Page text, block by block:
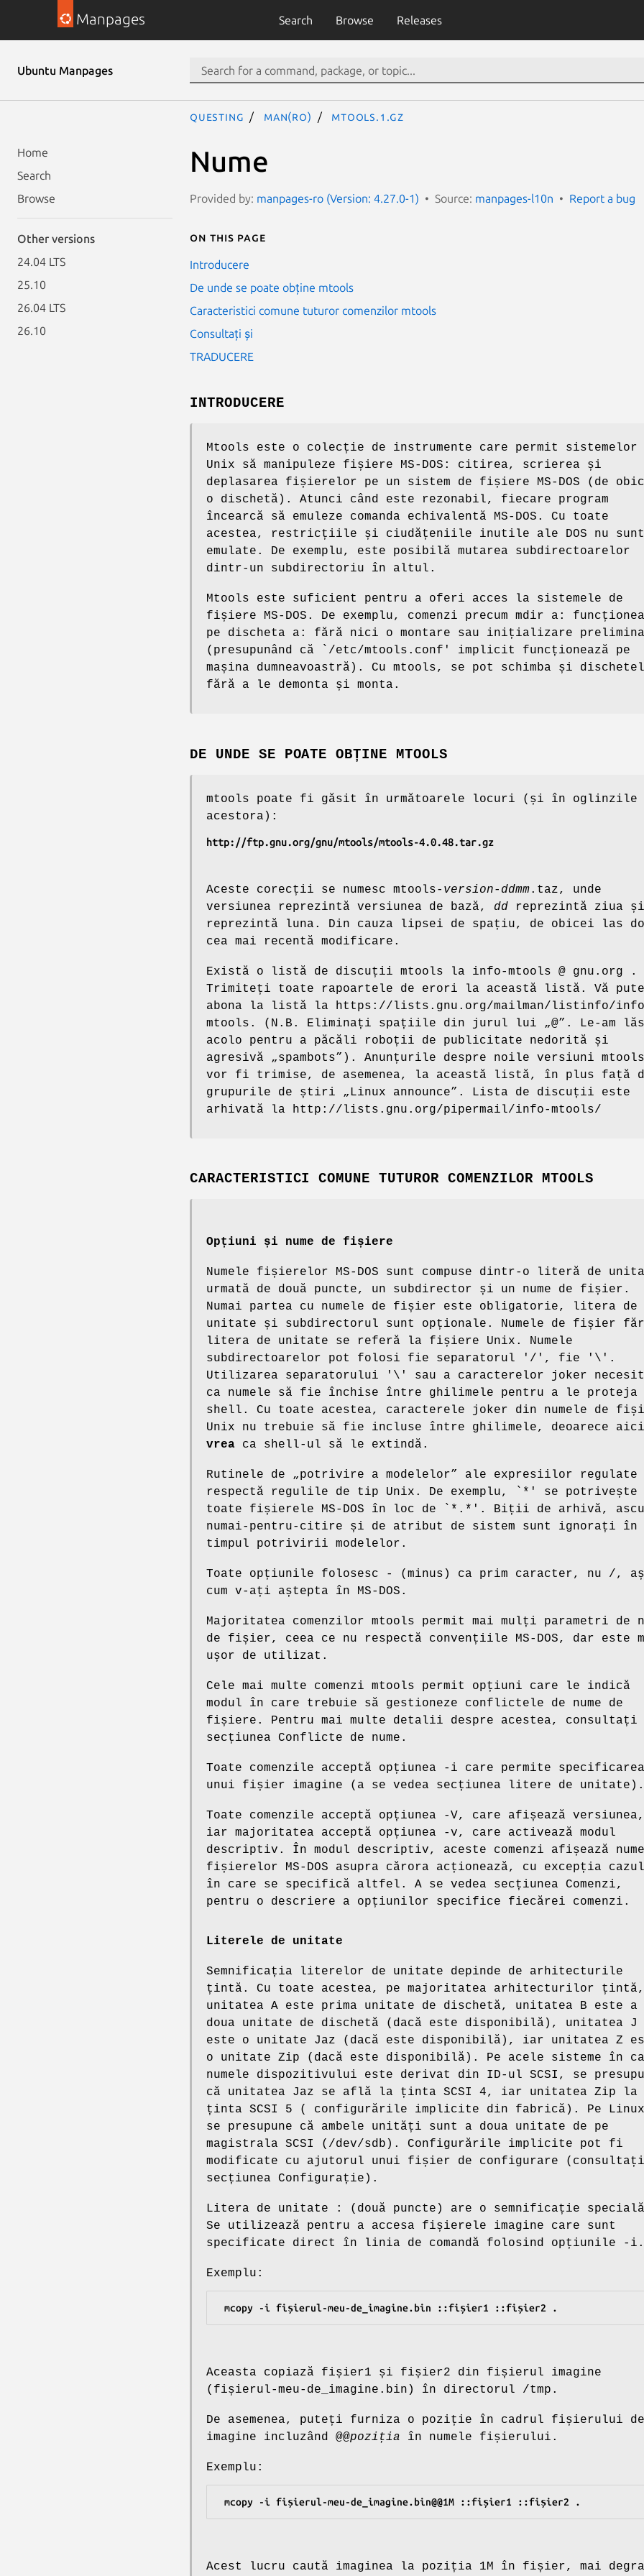
Manpages Search Browse Releases
Ubuntu Manpages
Home
Search
Browse
Other versions
24.04 LTS
25.10
26.04 LTS
26.10
questing man(ro) mtools.1.gz
Nume
Provided by: manpages-ro (Version: 4.27.0-1) Source: manpages-l10n Report a bug
On this page
Introducere
De unde se poate obține mtools
Caracteristici comune tuturor comenzilor mtools
Consultați și
TRADUCERE
INTRODUCERE
Mtools este o colecție de instrumente care permit sistemelor
Unix să manipuleze fișiere MS-DOS: citirea, scrierea și
deplasarea fișierelor pe un sistem de fișiere MS-DOS (de
o dischetă). Atunci când este rezonabil, fiecare program
încearcă să emuleze comanda echivalentă MS-DOS. Cu toate
acestea, restricțiile și ciudățeniile inutile ale DOS nu sunt
emulate. De exemplu, este posibilă mutarea subdirectoarelor
dintr-un subdirectoriu în altul.
Mtools este suficient pentru a oferi acces la sistemele de
fișiere MS-DOS. De exemplu, comenzi precum mdir a:
pe discheta a:
fără nici o montare sau inițializare
(presupunând că
`/etc/mtools.conf'
implicit funcționează pe
mașina dumneavoastră). Cu mtools, se pot schimba și
fără a le demonta și monta.
DE UNDE SE POATE OBȚINE MTOOLS
mtools poate fi găsit în următoarele locuri (și în oglinzile
acestora):
http://ftp.gnu.org/gnu/mtools/mtools-4.0.48.tar.gz
Aceste corecții se numesc mtools- version- ddmm.taz, unde
versiunea reprezintă versiunea de bază, dd reprezintă ziua
reprezintă luna. Din cauza lipsei de spațiu, de obicei las
cea mai recentă modificare.
Există o listă de discuții mtools la info-mtools @ gnu.org .
Trimiteți toate rapoartele de erori la această listă. Vă
abona la listă la https://lists.gnu.org/mailman/listinfo/
mtools. (N.B. Eliminați spațiile din jurul lui „@”. Le-am
acolo pentru a păcăli roboții de publicitate nedorită și
agresivă „spambots”). Anunțurile despre noile versiuni mtools
vor fi trimise, de asemenea, la această listă, în plus față
grupurile de știri „Linux announce”. Lista de discuții este
arhivată la http://lists.gnu.org/pipermail/info-mtools/
CARACTERISTICI COMUNE TUTUROR COMENZILOR MTOOLS
Opțiuni și nume de fișiere
Numele fișierelor MS-DOS sunt compuse dintr-o literă de
urmată de două puncte, un subdirector și un nume de fișier.
Numai partea cu numele de fișier este obligatorie, litera de
unitate și subdirectorul sunt opționale. Numele de fișier
litera de unitate se referă la fișiere Unix. Numele
subdirectoarelor pot folosi fie separatorul ' / ', fie ' \ '.
Utilizarea separatorului ' \ ' sau a caracterelor joker
ca numele să fie închise între ghilimele pentru a le proteja
shell. Cu toate acestea, caracterele joker din numele de
Unix nu trebuie să fie incluse între ghilimele, deoarece
vrea ca shell-ul să le extindă.
Rutinele de „potrivire a modelelor” ale expresiilor regulate
respectă regulile de tip Unix. De exemplu, ` * ' se potrivește
toate fișierele MS-DOS în loc de ` *.* '. Biții de arhivă,
numai-pentru-citire și de atribut de sistem sunt ignorați în
timpul potrivirii modelelor.
Toate opțiunile folosesc - (minus) ca prim caracter, nu / ,
cum v-ați aștepta în MS-DOS.
Majoritatea comenzilor mtools permit mai mulți parametri de
de fișier, ceea ce nu respectă convențiile MS-DOS, dar este
ușor de utilizat.
Cele mai multe comenzi mtools permit opțiuni care le indică
modul în care trebuie să gestioneze conflictele de nume de
fișiere. Pentru mai multe detalii despre acestea, consultați
secțiunea Conflicte de nume.
Toate comenzile acceptă opțiunea -i care permite specificarea
unui fișier imagine (a se vedea secțiunea litere de unitate).
Toate comenzile acceptă opțiunea -V, care afișează versiunea,
iar majoritatea acceptă opțiunea
-v, care activează modul
descriptiv. În modul descriptiv, aceste comenzi afișează
fișierelor MS-DOS asupra cărora acționează, cu excepția
în care se specifică altfel. A se vedea secțiunea Comenzi,
pentru o descriere a opțiunilor specifice fiecărei comenzi.
Literele de unitate
Semnificația literelor de unitate depinde de arhitecturile
țintă. Cu toate acestea, pe majoritatea arhitecturilor țintă,
unitatea A este prima unitate de dischetă, unitatea B este a
doua unitate de dischetă (dacă este disponibilă), unitatea J
este o unitate Jaz (dacă este disponibilă), iar unitatea Z
o unitate Zip (dacă este disponibilă). Pe acele sisteme în
numele dispozitivului este derivat din ID-ul SCSI, se
că unitatea Jaz se află la ținta SCSI 4, iar unitatea Zip la
ținta SCSI 5 ( configurările implicite din fabrică). Pe
se presupune că ambele unități sunt a doua unitate de pe
magistrala SCSI (/dev/sdb). Configurările implicite pot fi
modificate cu ajutorul unui fișier de configurare (consultați
secțiunea Configurație).
Litera de unitate : (două puncte) are o semnificație
Se utilizează pentru a accesa fișierele imagine care sunt
specificate direct în linia de comandă folosind opțiunile
-i .
Exemplu:
mcopy -i fișierul-meu-de_imagine.bin ::fișier1 ::fișier2 .
Aceasta copiază fișier1 și fișier2 din fișierul imagine
( fișierul-meu-de_imagine.bin ) în directorul /tmp .
De asemenea, puteți furniza o poziție în cadrul fișierului de
imagine incluzând @@poziția în numele fișierului.
Exemplu:
mcopy -i fișierul-meu-de_imagine.bin@@1M ::fișier1 ::fișier2 .
Acest lucru caută imaginea la poziția 1M în fișier, mai